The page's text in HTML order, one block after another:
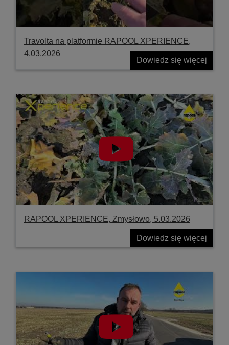
Travolta na platformie RAPOOL XPERIENCE,
4.03.2026
Dowiedz się więcej
RAPOOL XPERIENCE, Zmysłowo, 5.03.2026
Dowiedz się więcej